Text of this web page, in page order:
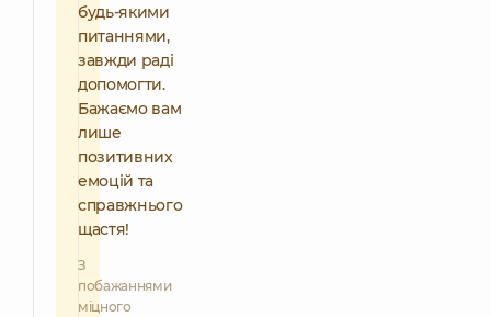
будь-якими
питаннями,
завжди раді
допомогти.
Бажаємо вам
лише
позитивних
емоцій та
справжнього
щастя!
З
побажаннями
міцного